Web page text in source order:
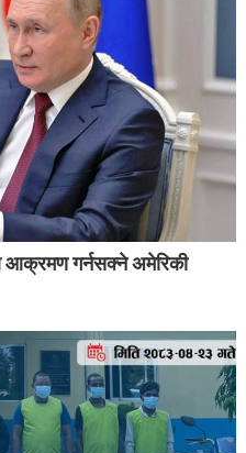
आक्रमण गर्नसक्ने अमेरिकी